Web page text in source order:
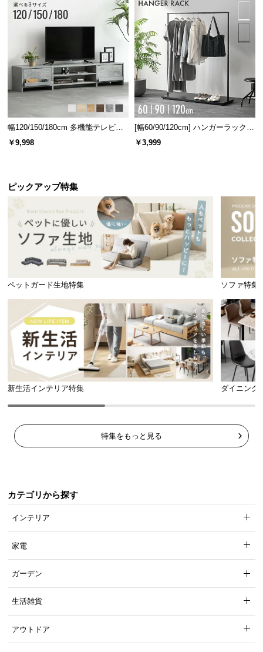
幅120/150/180cm 多機能テレビボ
ード 木目/石目調 オープン収納・
引き出し収納付き
￥9,998
[幅60/90/120cm] ハンガーラック
スチール 4段階高さ調節 サイドフ
ック オープンラック シンプル
￥3,999
ピックアップ特集
ペットガード生地特集 ソファ特集
新生活インテリア特集 ダイニング
特集をもっと見る
カテゴリから探す
インテリア
家電
ガーデン
生活雑貨
アウトドア